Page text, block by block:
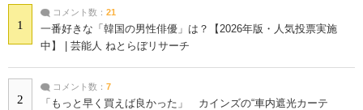
1
コメント数： 21
一番好きな「韓国の男性俳優」は？【2026年版・人気投票実施
中】 | 芸能人 ねとらぼリサーチ
2
コメント数： 7
「もっと早く買えば良かった」 カインズの“車内遮光カーテ